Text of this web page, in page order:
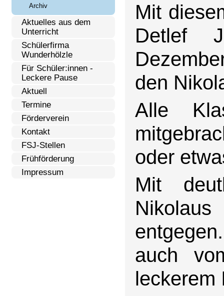
Archiv
Aktuelles aus dem
Unterricht
Schülerfirma
Wunderhölzle
Für Schüler:innen -
Leckere Pause
Aktuell
Termine
Förderverein
Kontakt
FSJ-Stellen
Frühförderung
Impressum
Mit
Detlef
den
Alle
oder
Mit
auch
leckerem